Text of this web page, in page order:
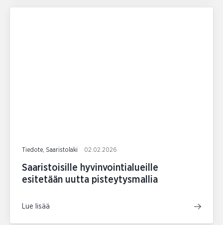
Tiedote, Saaristolaki 02.02.2026
Saaristoisille hyvinvointialueille
esitetään uutta pisteytysmallia
Lue lisää